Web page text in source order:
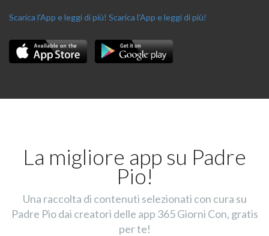
Scarica l'App e leggi di più! Scarica l'App e leggi di più!
La migliore app su Padre
Pio!
Una raccolta di contenuti selezionati con cura su
Padre Pio dai creatori delle app 365 Giorni Con, gratis
per te!